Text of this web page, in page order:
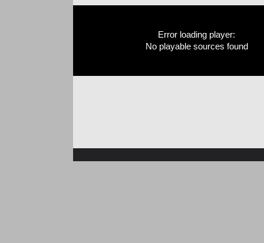
Error loading player:
No playable sources found